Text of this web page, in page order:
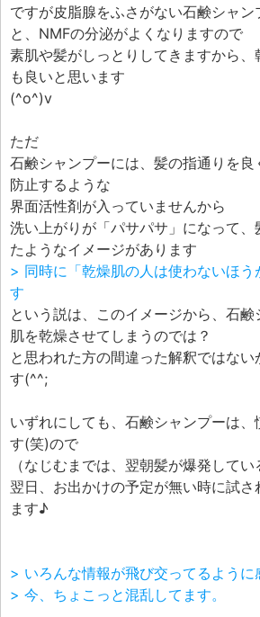
ですが皮脂腺をふさがない石鹸シャン
と、NMFの分泌がよくなりますので
素肌や髪がしっとりしてきますから、
も良いと思います
(^o^)v
ただ
石鹸シャンプーには、髪の指通りを良
防止するような
界面活性剤が入っていませんから
洗い上がりが「パサパサ」になって、
たようなイメージがあります
> 同時に「乾燥肌の人は使わないほう
す
という説は、このイメージから、石
肌を乾燥させてしまうのでは？
と思われた方の間違った解釈ではない
す(^^;
いずれにしても、石鹸シャンプーは
す(笑)ので
（なじむまでは、翌朝髪が爆発してい
翌日、お出かけの予定が無い時に試さ
ます♪
> いろんな情報が飛び交ってるように
> 今、ちょこっと混乱してます。